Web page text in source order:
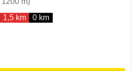
1,5 km 0 km